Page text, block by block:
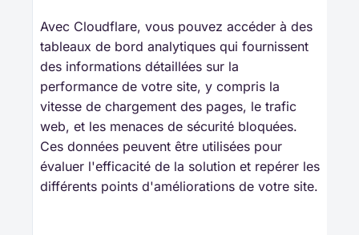
Avec Cloudflare, vous pouvez accéder à des
tableaux de bord analytiques qui fournissent
des informations détaillées sur la
performance de votre site, y compris la
vitesse de chargement des pages, le trafic
web, et les menaces de sécurité bloquées.
Ces données peuvent être utilisées pour
évaluer l'efficacité de la solution et repérer les
différents points d'améliorations de votre site.